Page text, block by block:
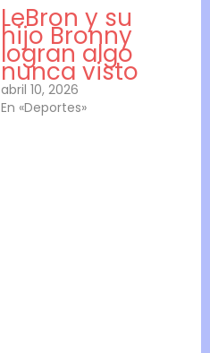
LeBron y su
hijo Bronny
logran algo
nunca visto
abril 10, 2026
En «Deportes»